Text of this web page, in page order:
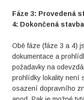
Fáze 3: Provedená
4: Dokončená
Obě fáze (fáze 3 a 4)
dokumentace a
požadavky na
prohlídky lokality není
osazení dopravního